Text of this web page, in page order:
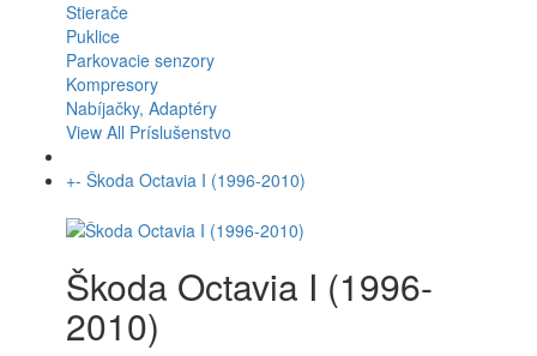
Stierače
Puklice
Parkovacie senzory
Kompresory
Nabíjačky, Adaptéry
View All Príslušenstvo
+- Škoda Octavia I (1996-2010)
Škoda Octavia I (1996-
2010)